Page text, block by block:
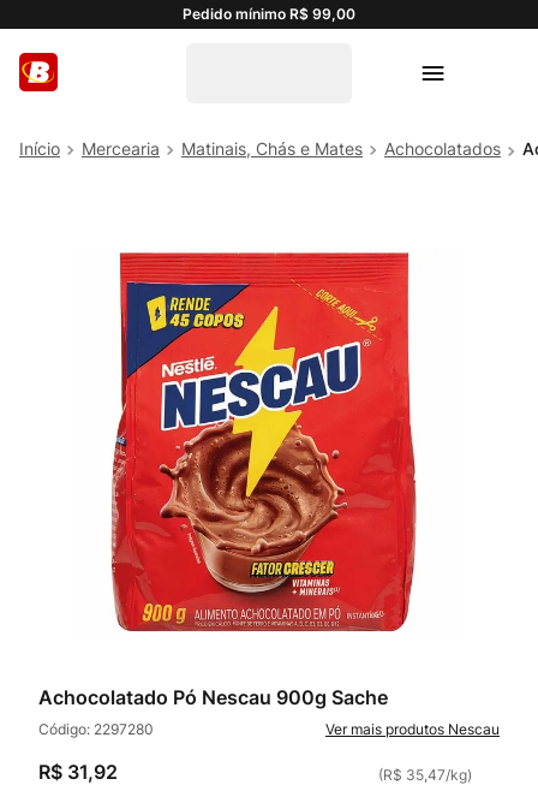
Pedido mínimo R$ 99,00
Mercearia Matinais, Chás e Mates Achocolatados
Achocolatado Pó Nescau 900g Sache
Código: 2297280 Nescau
R$ 31,92 (R$ 35,47/kg)